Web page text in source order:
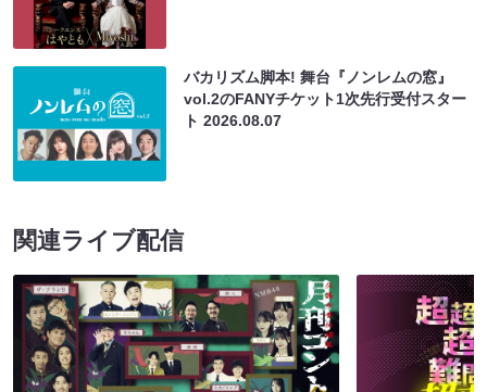
バカリズム脚本! 舞台『ノンレムの窓』
vol.2のFANYチケット1次先行受付スター
ト2026.08.07
関連ライブ配信